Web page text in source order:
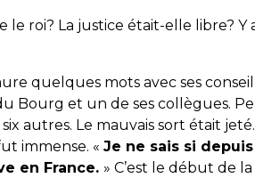
le roi? La justice était-elle libre?
quelques mots avec ses
Bourg et un de ses collègues.
autres. Le mauvais sort était
immense. « Je ne sais si
en France. » C’est le début de